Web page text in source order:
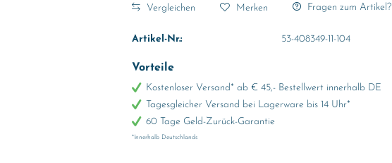
Vergleichen Merken Fragen zum Artikel?
Artikel-Nr.: 53-408349-11-104
Vorteile
Kostenloser Versand* ab € 45,- Bestellwert innerhalb DE
Tagesgleicher Versand bei Lagerware bis 14 Uhr*
60 Tage Geld-Zurück-Garantie
*Innerhalb Deutschlands